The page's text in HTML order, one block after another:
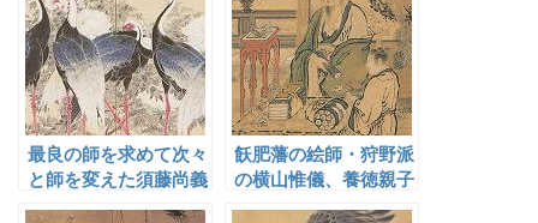
最良の師を求めて次々
と師を変えた須藤尚義
飫肥藩の絵師・狩野派
の横山惟儀、養徳親子